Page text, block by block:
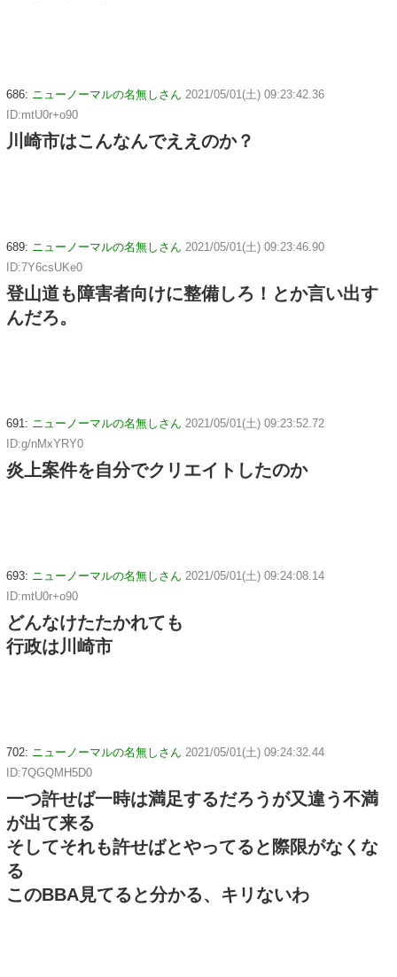
686: ニューノーマルの名無しさん 2021/05/01(土) 09:23:42.36
ID:mtU0r+o90
川崎市はこんなんでええのか？
689: ニューノーマルの名無しさん 2021/05/01(土) 09:23:46.90
ID:7Y6csUKe0
登山道も障害者向けに整備しろ！とか言い出す
んだろ。
691: ニューノーマルの名無しさん 2021/05/01(土) 09:23:52.72
ID:g/nMxYRY0
炎上案件を自分でクリエイトしたのか
693: ニューノーマルの名無しさん 2021/05/01(土) 09:24:08.14
ID:mtU0r+o90
どんなけたたかれても
行政は川崎市
702: ニューノーマルの名無しさん 2021/05/01(土) 09:24:32.44
ID:7QGQMH5D0
一つ許せば一時は満足するだろうが又違う不満
が出て来る
そしてそれも許せばとやってると際限がなくな
る
このBBA見てると分かる、キリないわ